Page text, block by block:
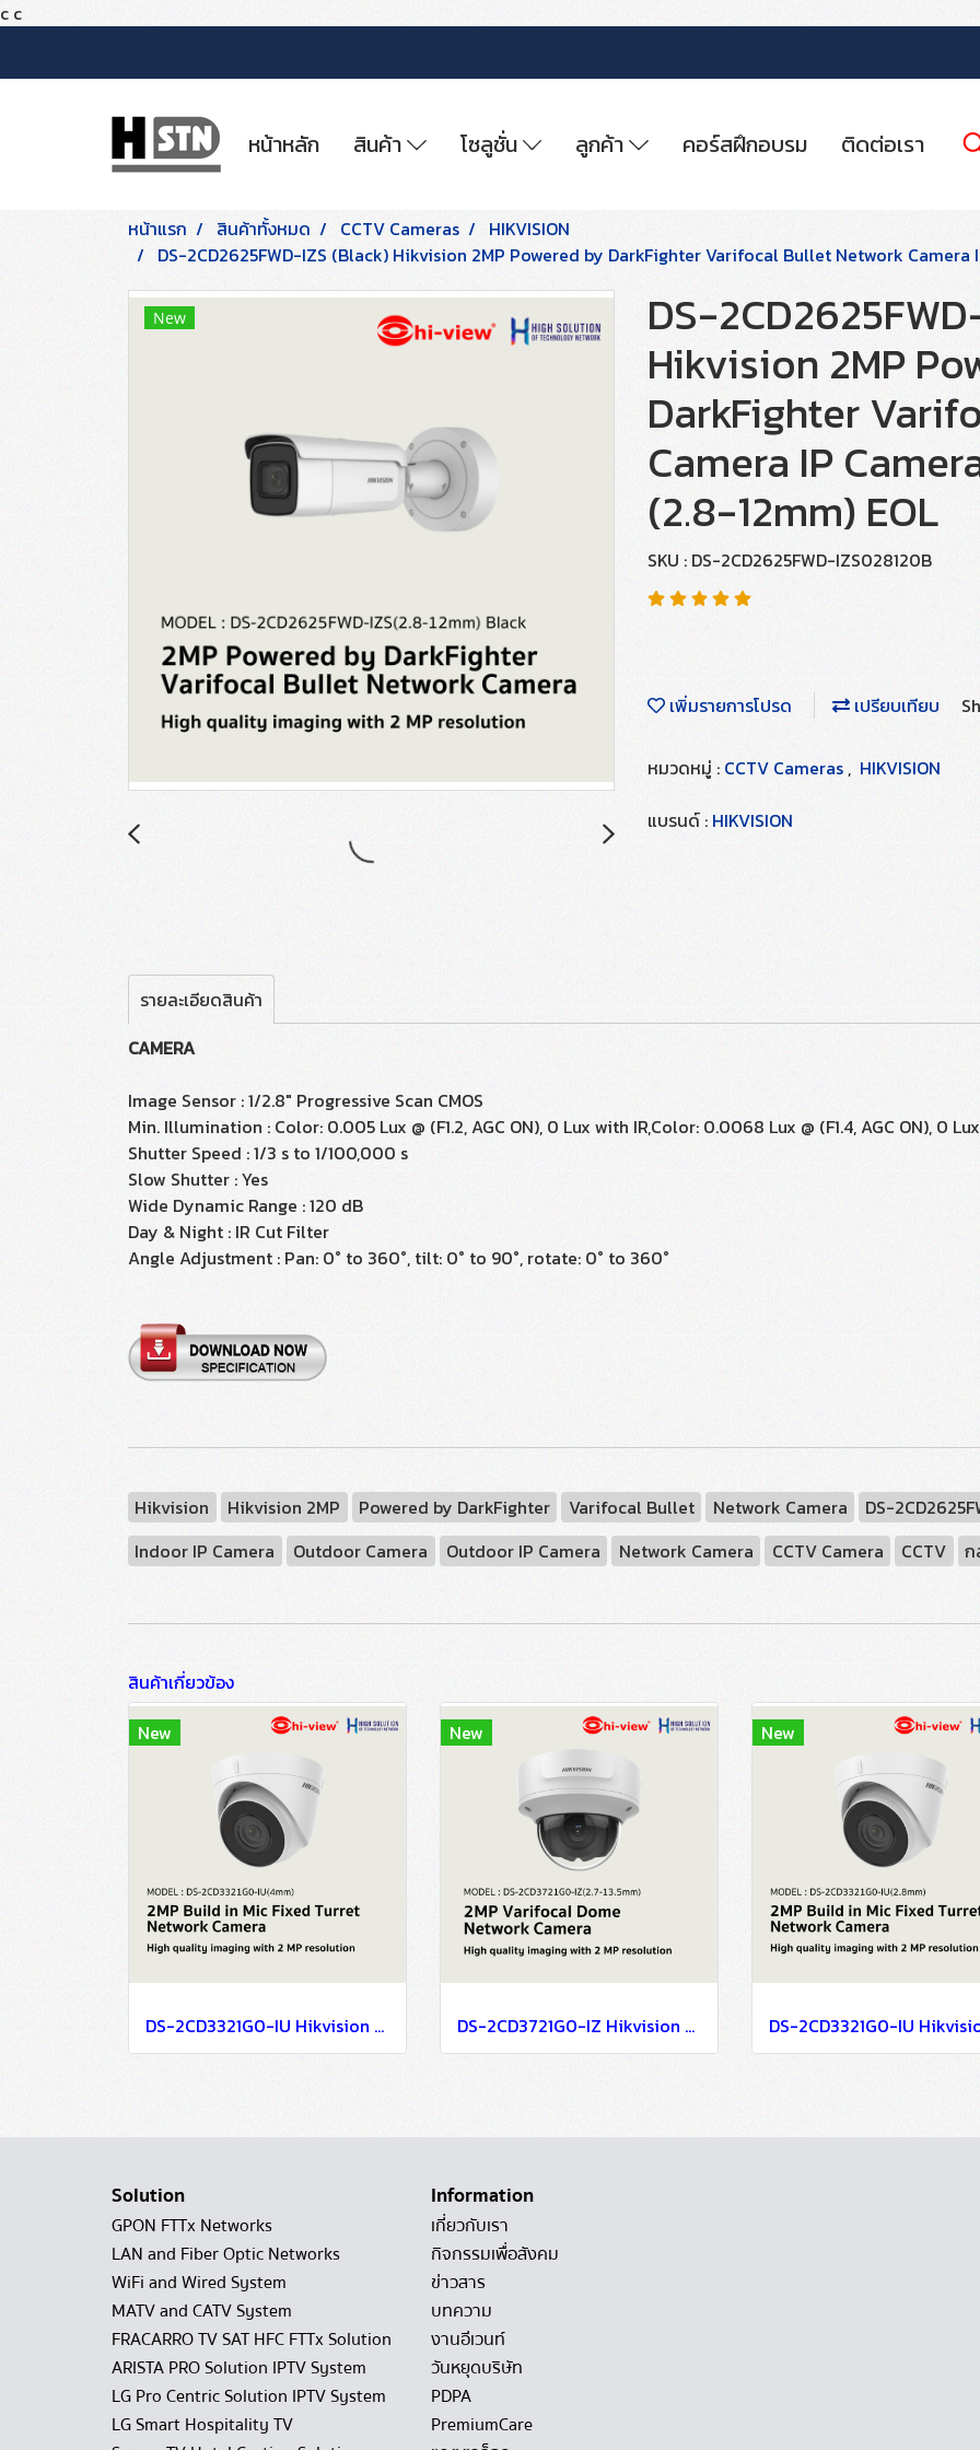
c c
หน้าหลัก สินค้า โซลูชั่น ลูกค้า คอร์สฝึกอบรม ติดต่อเรา
หน้าแรก สินค้าทั้งหมด CCTV Cameras
HIKVISION
DS-2CD2625FWD-IZS (Black) Hikvision 2MP Powered by DarkFighter Varifocal Bullet Network Camera
New DS-
Hikvision 2MP
DarkFighter
Camera IP
(2.8-12mm) EOL
SKU : DS-2CD2625FWD-IZS028120B
เพิ่มรายการโปรด เปรียบเทียบ
หมวดหมู่ : CCTV Cameras , HIKVISION
แบรนด์ : HIKVISION
รายละเอียดสินค้า
CAMERA
Image Sensor : 1/2.8" Progressive Scan CMOS
Min. Illumination : Color: 0.005 Lux @ (F1.2, AGC ON), 0 Lux with IR,Color: 0.0068 Lux @ (F1.4, AGC ON), 0
Shutter Speed : 1/3 s to 1/100,000 s
Slow Shutter : Yes
Wide Dynamic Range : 120 dB
Day & Night : IR Cut Filter
Angle Adjustment : Pan: 0° to 360°, tilt: 0° to 90°, rotate: 0° to 360°
Hikvision Hikvision 2MP Powered by DarkFighter Varifocal Bullet Network Camera
DS-
Indoor IP Camera
Outdoor Camera Outdoor IP Camera Network Camera CCTV Camera CCTV ก
สินค้าเกี่ยวข้อง
New
DS-2CD3321G0-IU Hikvision 2MP Build in Mic Fixed Turret Network Camera IP Camera CCTV Camera (4mm)
New
DS-2CD3721G0-IZ Hikvision 2MP Varifocal Dome Network Camera IP Camera CCTV Camera (2.7-13.5mm)
New
Solution
GPON FTTx Networks
LAN and Fiber Optic Networks
WiFi and Wired System
MATV and CATV System
FRACARRO TV SAT HFC FTTx Solution
ARISTA PRO Solution IPTV System
LG Pro Centric Solution IPTV System
LG Smart Hospitality TV
Information
เกี่ยวกับเรา
กิจกรรมเพื่อสังคม
ข่าวสาร
บทความ
งานอีเวนท์
วันหยุดบริษัท
PDPA
PremiumCare